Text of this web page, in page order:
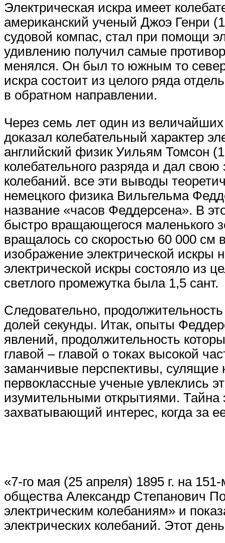
Электрическая искра имеет
американский ученый Джоэ Генри
судовой компас, стал при помощи
удивлению получил самые
менялся. Он был то южным то
искра состоит из целого ряда
в обратном направлении.
Через семь лет один из
доказал колебательный характер
английский физик Уильям Томсон
колебательного разряда и дал
колебаний. все эти выводы
немецкого физика Вильгельма
название «часов Феддерсена». В
быстро вращающегося маленького
вращалось со скоростью 60 000 см
изображение электрической искры
электрической искры состояло из
светлого промежутка была 1,5 сант.
Следовательно,
долей секунды. Итак, опыты
явлений, продолжительность
главой – главой о токах высокой
заманчивые перспективы, сулящие
первоклассные ученые увлеклись
изумительными открытиями. Тайна
захватывающий интерес, когда за
«7-го мая (25 апреля) 1895 г. на
общества Александр Степанович
электрическим колебаниям» и
электрических колебаний. Этот